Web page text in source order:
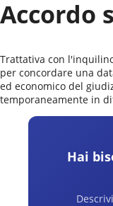
Accordo
Trattativa con
per concordare una
ed economico del
temporaneamente in
Hai